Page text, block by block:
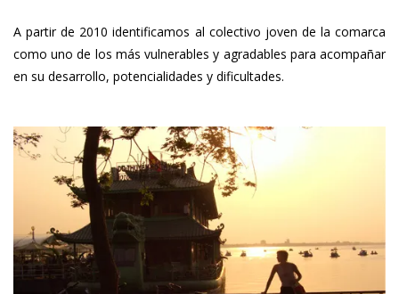
A partir de 2010 identificamos al colectivo joven de la comarca
como uno de los más vulnerables y agradables para acompañar
en su desarrollo, potencialidades y dificultades.